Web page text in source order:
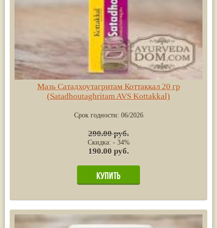
Мазь Сатадхоутагритам Коттаккал 20 гр
(Satadhoutaghritam AVS Kottakkal)
Срок годности: 06/2026
290.00 руб.
Скидка: - 34%
190.00 руб.